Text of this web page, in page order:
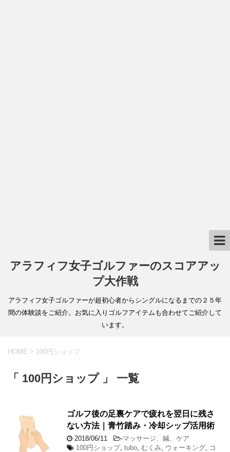
アラフィフ女子ゴルファーのスコアアッ
プ大作戦
アラフィフ女子ゴルファーが超初心者からシングルになるまでの２５年
間の体験談をご紹介。お気に入りゴルフアイテムも合わせてご紹介して
います。
HOME > 100円ショップ
「 100円ショップ 」 一覧
ゴルフ後の足裏ケアで疲れを翌日に残さ
ない方法｜青竹踏み・冷却シップ活用術
2018/06/11 -マッサージ、鍼、ケア
100円ショップ, tubo むくみ ウォーキング
コ